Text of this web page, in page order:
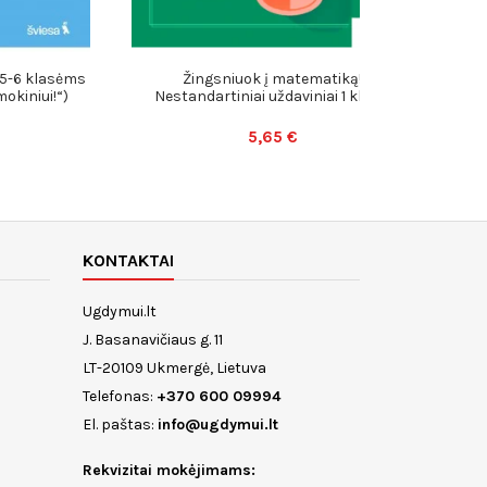
6 klasėms
Žingsniuok į matematiką!
Nestandartiniai uždaviniai 1 klasei
5,65 €
KONTAKTAI
Ugdymui.lt
J. Basanavičiaus g. 11
LT-20109 Ukmergė, Lietuva
Telefonas: +370 600 09994
El. paštas: info@ugdymui.lt
Rekvizitai mokėjimams: